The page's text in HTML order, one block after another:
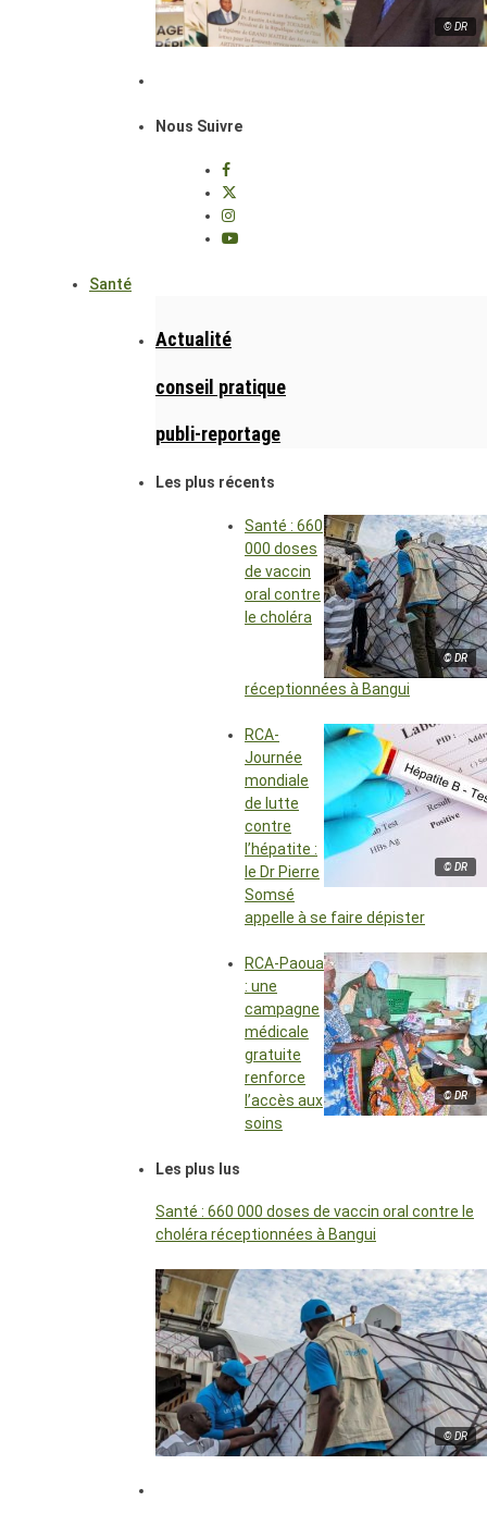
© DR
Nous Suivre
Santé
Actualité
conseil pratique
publi-reportage
Les plus récents
© DR
Santé : 660
000 doses
de vaccin
oral contre
le choléra
réceptionnées à Bangui
© DR
RCA-
Journée
mondiale
de lutte
contre
l’hépatite :
le Dr Pierre
Somsé
appelle à se faire dépister
© DR
RCA-Paoua
: une
campagne
médicale
gratuite
renforce
l’accès aux
soins
Les plus lus
Santé : 660 000 doses de vaccin oral contre le
choléra réceptionnées à Bangui
© DR